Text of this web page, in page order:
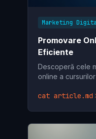
Marketing
Promovare
Eficiente
Descoperă cele
online a
cat article.md